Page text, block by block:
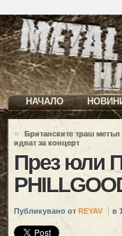
НАЧАЛО
«
Британските траш метъл
идват за концерт
През юли
Публикувано от REYAV в